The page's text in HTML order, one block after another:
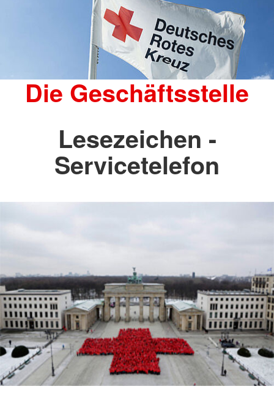
Die Geschäftsstelle
Lesezeichen -
Servicetelefon